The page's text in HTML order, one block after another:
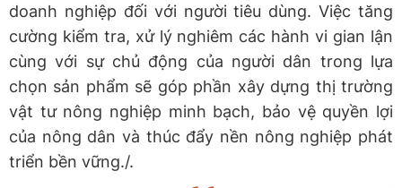
doanh nghiệp đối với người tiêu dùng. Việc tăng
cường kiểm tra, xử lý nghiêm các hành vi gian lận
cùng với sự chủ động của người dân trong lựa
chọn sản phẩm sẽ góp phần xây dựng thị trường
vật tư nông nghiệp minh bạch, bảo vệ quyền lợi
của nông dân và thúc đẩy nền nông nghiệp phát
triển bền vững./.